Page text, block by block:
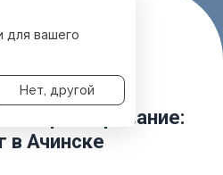
для вашего
Нет, другой
Гадовист от 90 кг
в Ачинске